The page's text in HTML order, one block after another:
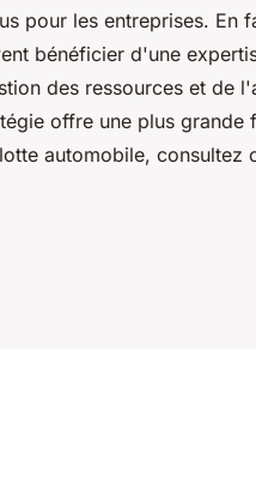
pour les entreprises. En
bénéficier d'une
des ressources et de
offre une plus
automobile, consultez